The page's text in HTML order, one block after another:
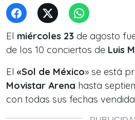
El miércoles 23 de agosto
de los 10 conciertos de Luis
El «Sol de México» se está
Movistar Arena hasta
con todas sus fechas